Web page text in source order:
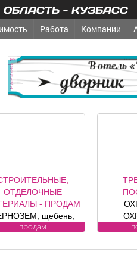
- КУЗБАСС
Работа Компании
реклама
ОТДЕЛОЧНЫЕ
- ПРОДАМ
щебень,
песок, уголь, торф,
под заказ,
продам